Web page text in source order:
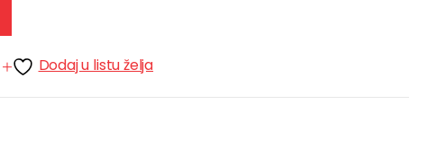
Dodaj u listu želja